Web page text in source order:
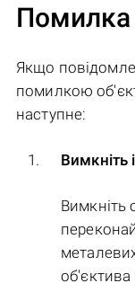
Помилка
Якщо
помилкою
наступне:
Вимкніть
Вимкніть
об'єктива